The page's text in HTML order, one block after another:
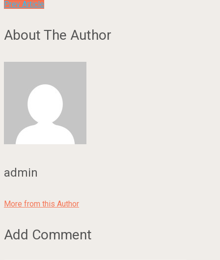
Prev Article
About The Author
admin
More from this Author
Add Comment